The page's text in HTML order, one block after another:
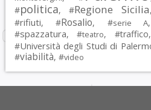
#politica, #Regione Sicilia
#rifiuti, #Rosalio, #serie A
#spazzatura, #teatro, #traffico
#Università degli Studi di
#viabilità, #video